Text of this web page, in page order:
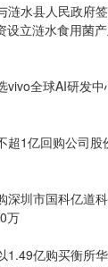
涟水县人民政府
设立涟水食用菌
vivo全球AI研发
超1亿回购公司股
深圳市国科亿道
万
1.49亿购买衡所